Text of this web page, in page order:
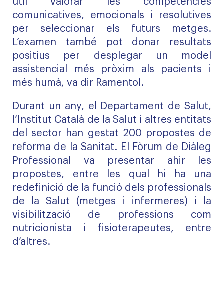
comunicatives, emocionals i resolutives
per seleccionar els futurs metges.
L’examen també pot donar resultats
positius per desplegar un model
assistencial més pròxim als pacients i
més humà, va dir Ramentol.
Durant un any, el Departament de Salut,
l’Institut Català de la Salut i altres entitats
del sector han gestat 200 propostes de
reforma de la Sanitat. El Fòrum de Diàleg
Professional va presentar ahir les
propostes, entre les qual hi ha una
redefinició de la funció dels professionals
de la Salut (metges i infermeres) i la
visibilització de professions com
nutricionista i fisioterapeutes, entre
d’altres.